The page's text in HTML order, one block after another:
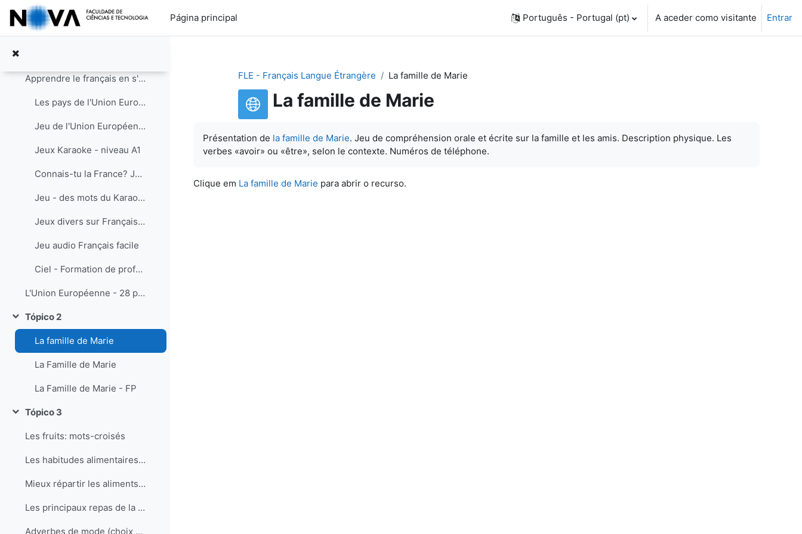
Ir para o conteúdo principal
Página principal
Português - Portugal ‎(pt)‎ A aceder como visitante Entrar
Contrair
Tópico 1
Apprendre le français en s'amusant : informations et liens
Les pays de l'Union Européenne - carte interactive (avant l'entrée de la Croatie)
Jeu de l'Union Européenne sur l'U. E. Le coin des enfants /des enseignants
Jeux Karaoke - niveau A1
Connais-tu la France? Jeux pour mieux la connaître. Les régions, les rois de France, etc.
Jeu - des mots du Karaoke
Jeux divers sur Français facile
Jeu audio Français facile
Ciel - Formation de professeurs de FLE - activités pédagogiques multimédia
L'Union Européenne - 28 pays (1er juillet 2013)
Contrair
Tópico 2
La famille de Marie
La Famille de Marie
La Famille de Marie - FP
Contrair
Tópico 3
Les fruits: mots-croisés
Les habitudes alimentaires: correspondance
Mieux répartir les aliments dans la journée
Les principaux repas de la journée, en France
Adverbes de mode (choix multiples)
FLE - Français Langue Étrangère La famille de Marie
La famille de Marie
Présentation de la famille de Marie. Jeu de compréhension orale et écrite sur la famille et les amis. Description physique. Les
verbes «avoir» ou «être», selon le contexte. Numéros de téléphone.
Clique em La famille de Marie para abrir o recurso.